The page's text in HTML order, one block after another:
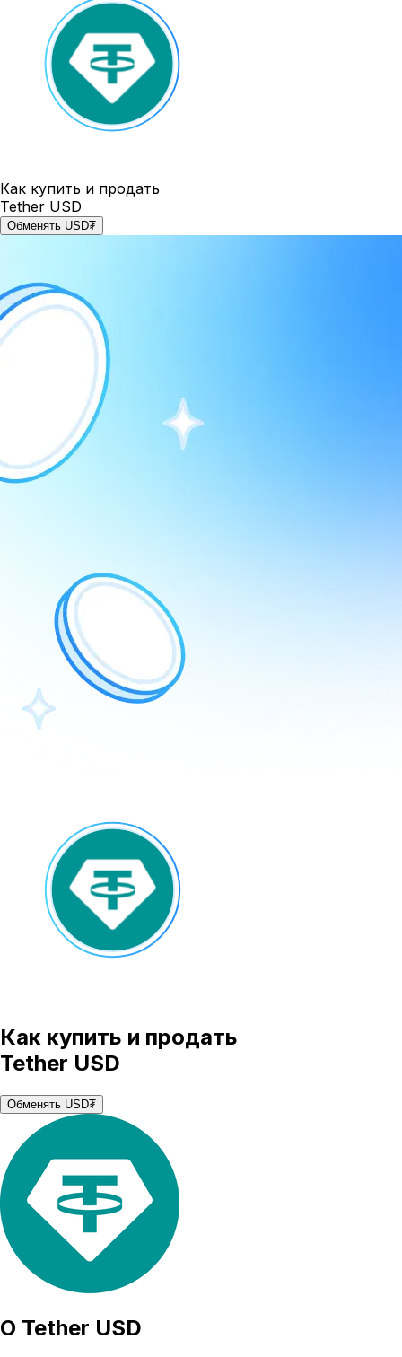
Как купить и продать
Tether USD
Обменять USD₮
Как купить и продать
Tether USD
Обменять USD₮
О Tether USD